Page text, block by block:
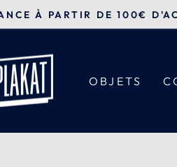
Diaporama
À PARTIR DE 100€
OBJETS